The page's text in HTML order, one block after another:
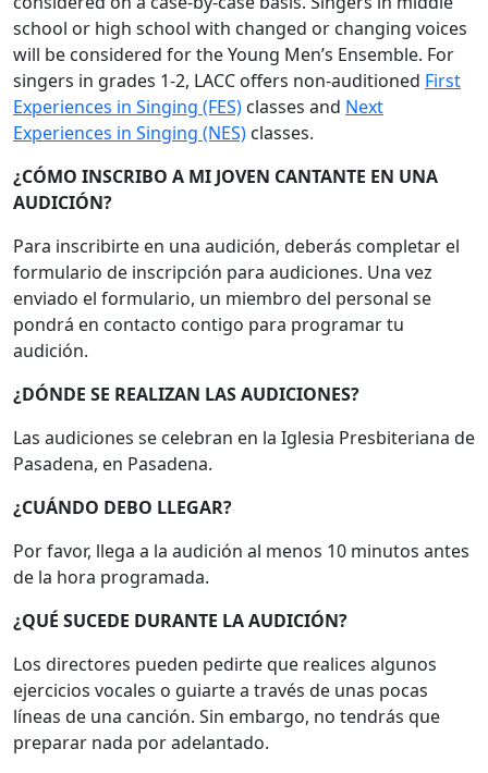
school or high school with changed or changing voices
will be considered for the Young Men’s Ensemble. For
singers in grades 1-2, LACC offers non-auditioned First
Experiences in Singing (FES) classes and Next
Experiences in Singing (NES) classes.
¿CÓMO INSCRIBO A MI JOVEN CANTANTE EN UNA
AUDICIÓN?
Para inscribirte en una audición, deberás completar el
formulario de inscripción para audiciones. Una vez
enviado el formulario, un miembro del personal se
pondrá en contacto contigo para programar tu
audición.
¿DÓNDE SE REALIZAN LAS AUDICIONES?
Las audiciones se celebran en la Iglesia Presbiteriana de
Pasadena, en Pasadena.
¿CUÁNDO DEBO LLEGAR?
Por favor, llega a la audición al menos 10 minutos antes
de la hora programada.
¿QUÉ SUCEDE DURANTE LA AUDICIÓN?
Los directores pueden pedirte que realices algunos
ejercicios vocales o guiarte a través de unas pocas
líneas de una canción. Sin embargo, no tendrás que
preparar nada por adelantado.